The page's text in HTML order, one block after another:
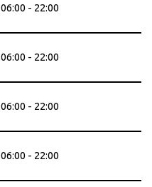
06:00 - 22:00
06:00 - 22:00
06:00 - 22:00
06:00 - 22:00